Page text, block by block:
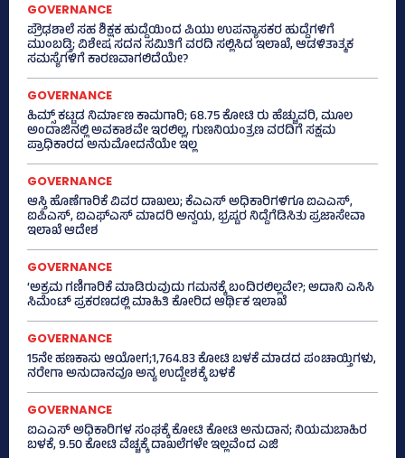
GOVERNANCE
ಪ್ರೌಢಶಾಲೆ ಸಹ ಶಿಕ್ಷಕ ಹುದ್ದೆಯಿಂದ ಪಿಯು ಉಪನ್ಯಾಸಕರ ಹುದ್ದೆಗಳಿಗೆ
ಮುಂಬಡ್ತಿ; ವಿಶೇಷ ಸದನ ಸಮಿತಿಗೆ ವರದಿ ಸಲ್ಲಿಸಿದ ಇಲಾಖೆ, ಆಡಳಿತಾತ್ಮಕ
ಸಮಸ್ಯೆಗಳಿಗೆ ಕಾರಣವಾಗಲಿದೆಯೇ?
GOVERNANCE
ಹಿಮ್ಸ್‌ ಕಟ್ಟಡ ನಿರ್ಮಾಣ ಕಾಮಗಾರಿ; 68.75 ಕೋಟಿ ರು ಹೆಚ್ಚುವರಿ, ಮೂಲ
ಅಂದಾಜಿನಲ್ಲಿ ಅವಕಾಶವೇ ಇರಲಿಲ್ಲ, ಗುಣನಿಯಂತ್ರಣ ವರದಿಗೆ ಸಕ್ಷಮ
ಪ್ರಾಧಿಕಾರದ ಅನುಮೋದನೆಯೇ ಇಲ್ಲ
GOVERNANCE
ಆಸ್ತಿ ಹೊಣೆಗಾರಿಕೆ ವಿವರ ದಾಖಲು; ಕೆಎಎಸ್ ಅಧಿಕಾರಿಗಳಿಗೂ ಐಎಎಸ್‌,
ಐಪಿಎಸ್‌, ಐಎಫ್‌ಎಸ್‌ ಮಾದರಿ ಅನ್ವಯ, ಭ್ರಷ್ಟರ ನಿದ್ದೆಗೆಡಿಸಿತು ಪ್ರಜಾಸೇವಾ
ಇಲಾಖೆ ಆದೇಶ
GOVERNANCE
‘ಅಕ್ರಮ ಗಣಿಗಾರಿಕೆ ಮಾಡಿರುವುದು ಗಮನಕ್ಕೆ ಬಂದಿರಲಿಲ್ಲವೇ?; ಅದಾನಿ ಎಸಿಸಿ
ಸಿಮೆಂಟ್ ಪ್ರಕರಣದಲ್ಲಿ ಮಾಹಿತಿ ಕೋರಿದ ಆರ್ಥಿಕ ಇಲಾಖೆ
GOVERNANCE
15ನೇ ಹಣಕಾಸು ಆಯೋಗ;1,764.83 ಕೋಟಿ ಬಳಕೆ ಮಾಡದ ಪಂಚಾಯ್ತಿಗಳು,
ನರೇಗಾ ಅನುದಾನವೂ ಅನ್ಯ ಉದ್ದೇಶಕ್ಕೆ ಬಳಕೆ
GOVERNANCE
ಐಎಎಸ್‌ ಅಧಿಕಾರಿಗಳ ಸಂಘಕ್ಕೆ ಕೋಟಿ ಕೋಟಿ ಅನುದಾನ; ನಿಯಮಬಾಹಿರ
ಬಳಕೆ, 9.50 ಕೋಟಿ ವೆಚ್ಚಕ್ಕೆ ದಾಖಲೆಗಳೇ ಇಲ್ಲವೆಂದ ಎಜಿ